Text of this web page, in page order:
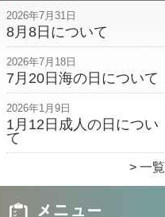
2026年7月31日
8月8日について
2026年7月18日
7月20日海の日について
2026年1月9日
1月12日成人の日につい
て
一覧